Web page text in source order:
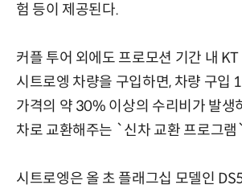
험 등이 제공된다.
커플 투어 외에도 프로모션 기간 내
시트로엥 차량을 구입하면, 차량 구입
가격의 약 30% 이상의 수리비가 발생
차로 교환해주는 `신차 교환 프로그
시트로엥은 올 초 플래그십 모델인